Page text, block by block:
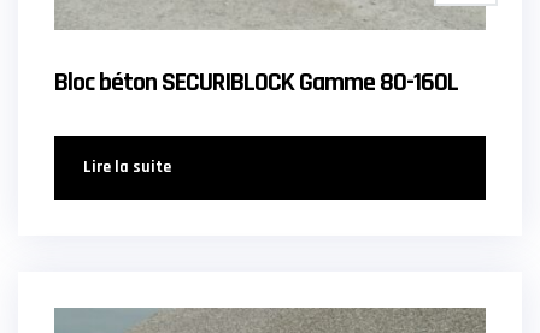
Bloc béton SECURIBLOCK Gamme 80-160L
Lire la suite